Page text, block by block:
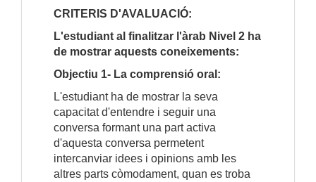
CRITERIS D'AVALUACIÓ:
L'estudiant al finalitzar l'àrab Nivel 2 ha
de mostrar aquests coneixements:
Objectiu 1- La comprensió oral:
L'estudiant ha de mostrar la seva
capacitat d'entendre i seguir una
conversa formant una part activa
d'aquesta conversa permetent
intercanviar idees i opinions amb les
altres parts còmodament, quan es troba